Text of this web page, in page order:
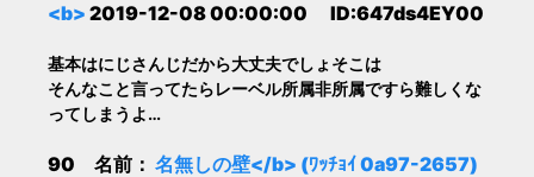
<b> 2019-12-08 00:00:00 ID:647ds4EY00
基本はにじさんじだから大丈夫でしょそこは
そんなこと言ってたらレーベル所属非所属ですら難しくな
ってしまうよ…
90 名前： 名無しの壁</b> (ﾜｯﾁｮｲ 0a97-2657)